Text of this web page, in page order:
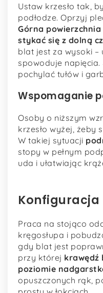
Ustaw krzesło tak,
podłodze. Oprzyj
Górna
stykać się z dolną
blat jest za wysoki –
spowoduje napięcia.
pochylać tułów i
Wspomaganie
Osoby o niższym
krzesło wyżej, żeby
W takiej sytuacji
stopy w pełnym
uda i ułatwiając
Konfiguracja
Praca na stojąco
kręgosłupa i
gdy blat jest
przy której krawędź
poziomie
opuszczonych rąk,